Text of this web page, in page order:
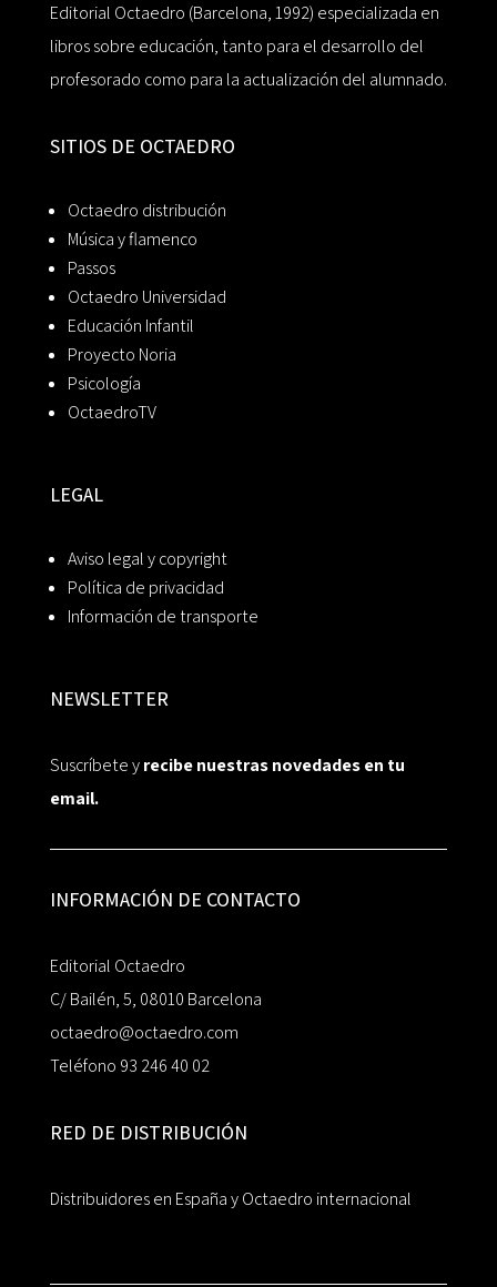
Editorial Octaedro (Barcelona, 1992) especializada en
libros sobre educación, tanto para el desarrollo del
profesorado como para la actualización del alumnado.
SITIOS DE OCTAEDRO
Octaedro distribución
Música y flamenco
Passos
Octaedro Universidad
Educación Infantil
Proyecto Noria
Psicología
OctaedroTV
LEGAL
Aviso legal y copyright
Política de privacidad
Información de transporte
NEWSLETTER
Suscríbete yrecibe nuestras novedades en tu
email.
INFORMACIÓN DE CONTACTO
Editorial Octaedro
C/ Bailén, 5, 08010 Barcelona
octaedro@octaedro.com
Teléfono 93 246 40 02
RED DE DISTRIBUCIÓN
Distribuidores en España y Octaedro internacional